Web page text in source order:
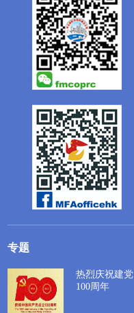
专题
热烈庆祝建党
100周年